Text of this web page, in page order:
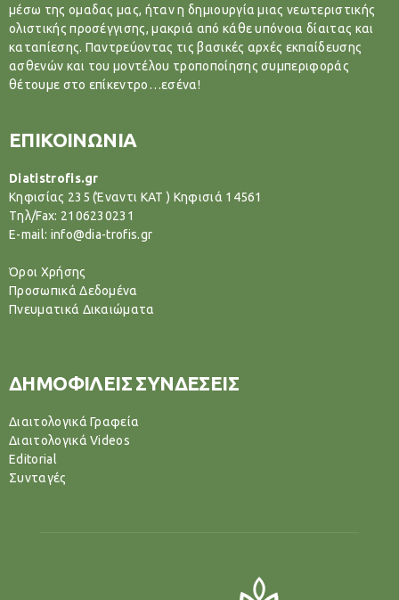
μέσω της ομαδας μας, ήταν η δημιουργία μιας νεωτεριστικής
ολιστικής προσέγγισης, μακριά από κάθε υπόνοια δίαιτας και
καταπίεσης. Παντρεύοντας τις βασικές αρχές εκπαίδευσης
ασθενών και του μοντέλου τροποποίησης συμπεριφοράς
θέτουμε στο επίκεντρο…εσένα!
ΕΠΙΚΟΙΝΩΝΙΑ
Diatistrofis.gr
Κηφισίας 235 (Έναντι ΚΑΤ ) Κηφισιά 14561
Tηλ/Fax: 2106230231
E-mail: info@dia-trofis.gr
Όροι Χρήσης
Προσωπικά Δεδομένα
Πνευματικά Δικαιώματα
ΔΗΜΟΦΙΛΕΙΣ ΣΥΝΔΕΣΕΙΣ
Διαιτολογικά Γραφεία
Διαιτολογικά Videos
Editorial
Συνταγές